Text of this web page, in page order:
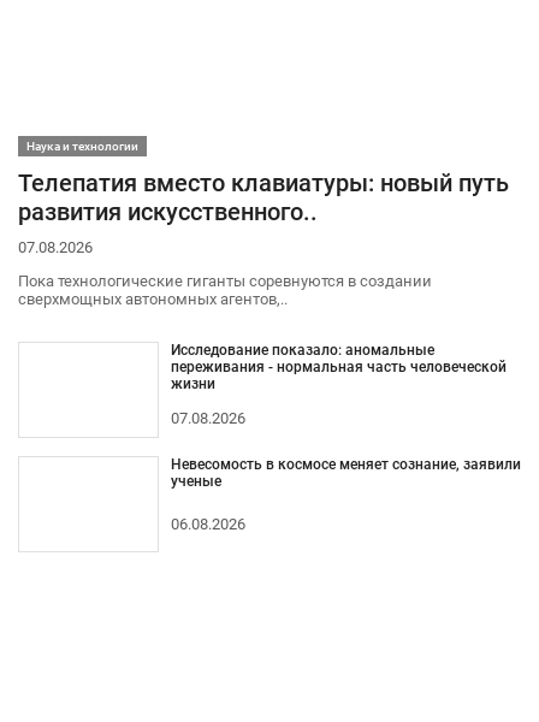
Наука и технологии
Телепатия вместо клавиатуры: новый путь
развития искусственного..
07.08.2026
Пока технологические гиганты соревнуются в создании
сверхмощных автономных агентов,..
Исследование показало: аномальные
переживания - нормальная часть человеческой
жизни
07.08.2026
Невесомость в космосе меняет сознание, заявили
ученые
06.08.2026